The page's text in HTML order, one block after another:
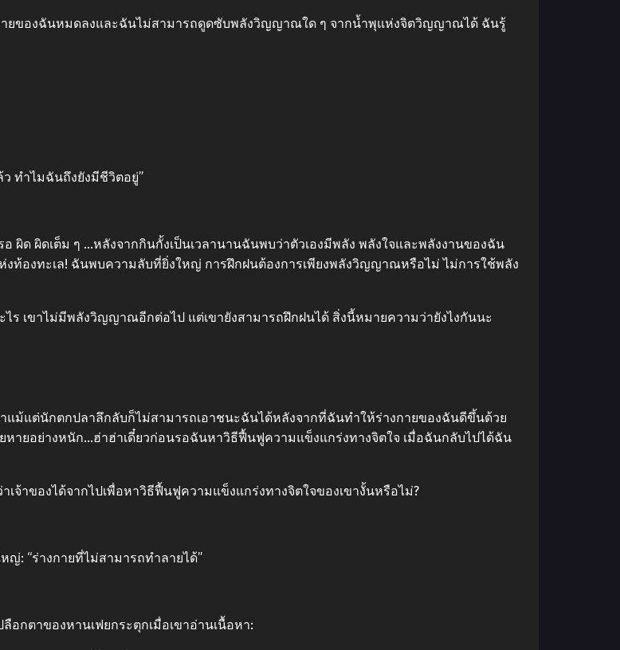
ยของฉันหมดลงและฉันไม่สามารถดูดซับพลังวิญญาณใด ๆ จากน้ำพุแห่งจิตวิญญาณได้ ฉันรู้
ทำไมฉันถึงยังมีชีวิตอยู่”
ด ผิดเต็ม ๆ …หลังจากกินกั้งเป็นเวลานานฉันพบว่าตัวเองมีพลัง พลังใจและพลังงานของฉัน
องทะเล! ฉันพบความลับที่ยิ่งใหญ่ การฝึกฝนต้องการเพียงพลังวิญญาณหรือไม่ ไม่การใช้พลัง
ไร เขาไม่มีพลังวิญญาณอีกต่อไป แต่เขายังสามารถฝึกฝนได้ สิ่งนี้หมายความว่ายังไงกันนะ
แม้แต่นักตกปลาลึกลับก็ไม่สามารถเอาชนะฉันได้หลังจากที่ฉันทำให้ร่างกายของฉันดีขึ้นด้วย
ายอย่างหนัก…ฮ่าฮ่าเดี๋ยวก่อนรอฉันหาวิธีฟื้นฟูความแข็งแกร่งทางจิตใจ เมื่อฉันกลับไปได้ฉัน
าของได้จากไปเพื่อหาวิธีฟื้นฟูความแข็งแกร่งทางจิตใจของเขางั้นหรือไม่?
: “ร่างกายที่ไม่สามารถทำลายได้”
อกตาของหานเฟยกระตุกเมื่อเขาอ่านเนื้อหา: